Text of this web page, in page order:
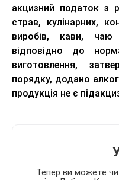
акцизний податок з
страв, кулінарних,
виробів, кави,
відповідно до
виготовлення,
порядку, додано
продукція не є
Тепер ви можете